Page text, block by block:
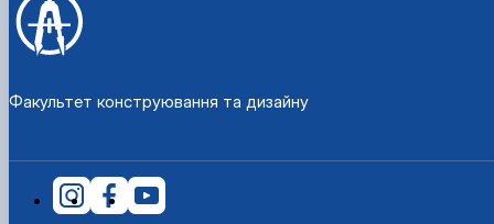
Факультет конструювання та дизайну